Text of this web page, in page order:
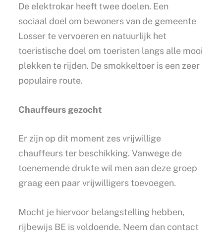
De elektrokar heeft twee doelen. Een
sociaal doel om bewoners van de gemeente
Losser te vervoeren en natuurlijk het
toeristische doel om toeristen langs alle mooi
plekken te rijden. De smokkeltoer is een zeer
populaire route.
Chauffeurs gezocht
Er zijn op dit moment zes vrijwillige
chauffeurs ter beschikking. Vanwege de
toenemende drukte wil men aan deze groep
graag een paar vrijwilligers toevoegen.
Mocht je hiervoor belangstelling hebben,
rijbewijs BE is voldoende. Neem dan contact